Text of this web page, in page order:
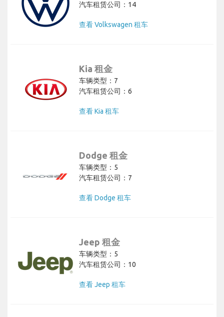
汽车租赁公司：14
查看 Volkswagen 租车
Kia 租金
车辆类型：7
汽车租赁公司：6
查看 Kia 租车
Dodge 租金
车辆类型：5
汽车租赁公司：7
查看 Dodge 租车
Jeep 租金
车辆类型：5
汽车租赁公司：10
查看 Jeep 租车